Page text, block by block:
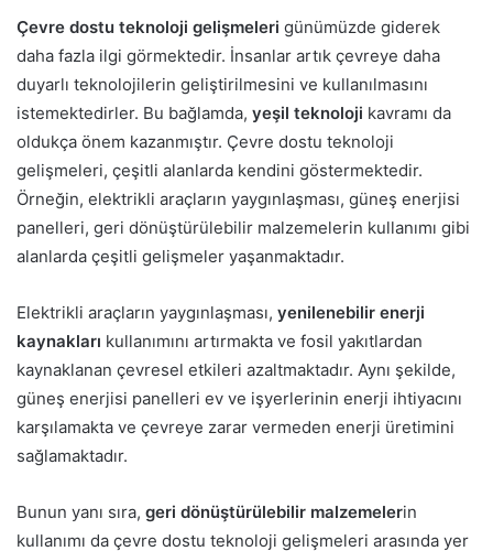
Çevre dostu teknoloji gelişmeleri günümüzde giderek
daha fazla ilgi görmektedir. İnsanlar artık çevreye daha
duyarlı teknolojilerin geliştirilmesini ve kullanılmasını
istemektedirler. Bu bağlamda, yeşil teknoloji kavramı da
oldukça önem kazanmıştır. Çevre dostu teknoloji
gelişmeleri, çeşitli alanlarda kendini göstermektedir.
Örneğin, elektrikli araçların yaygınlaşması, güneş enerjisi
panelleri, geri dönüştürülebilir malzemelerin kullanımı gibi
alanlarda çeşitli gelişmeler yaşanmaktadır.
Elektrikli araçların yaygınlaşması, yenilenebilir enerji
kaynakları kullanımını artırmakta ve fosil yakıtlardan
kaynaklanan çevresel etkileri azaltmaktadır. Aynı şekilde,
güneş enerjisi panelleri ev ve işyerlerinin enerji ihtiyacını
karşılamakta ve çevreye zarar vermeden enerji üretimini
sağlamaktadır.
Bunun yanı sıra, geri dönüştürülebilir malzemelerin
kullanımı da çevre dostu teknoloji gelişmeleri arasında yer